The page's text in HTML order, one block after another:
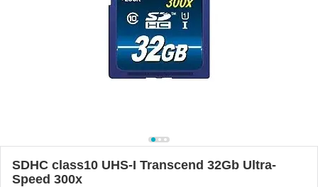
SDHC class10 UHS-I Transcend 32Gb Ultra-
Speed 300x